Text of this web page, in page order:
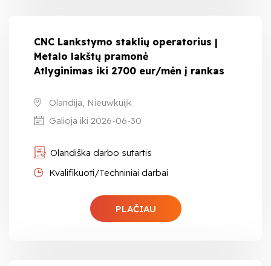
CNC Lankstymo staklių operatorius |
Metalo lakštų pramonė
Atlyginimas iki 2700 eur/mėn į rankas
Olandija, Nieuwkuijk
Galioja iki 2026-06-30
Olandiška darbo sutartis
Kvalifikuoti/Techniniai darbai
PLAČIAU